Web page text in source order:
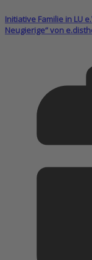
Initiative Familie in LU
Neugierige“ von